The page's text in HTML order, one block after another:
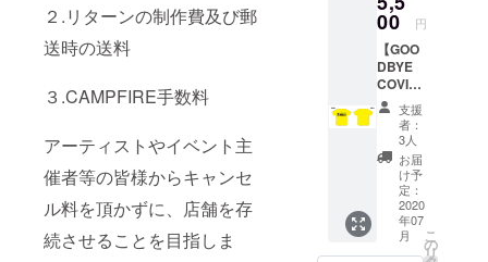
２.リターンの制作費及び郵
送時の送料
３.CAMPFIRE手数料
アーティストやイベント主
催者等の皆様からキャンセ
ル料を頂かずに、店舗を存
続させることを目指しま
送のみ
のお届
けにな
ります
(送料込
み)。
XL /
XXL ※支
援時に
ご希望
のサイ
ズをお
選びく
ださ
い。 *郵
送のみ
のお届
けにな
ります
(送料込
00 円
【GOO
DBYE
COVID-
19】半
袖Tシャ
Design
ed by :
Goodby
Mozart
・カ
ラー展
支援
者：
3人
お届
け予
定：
2020
年07
月
こ
の
リ